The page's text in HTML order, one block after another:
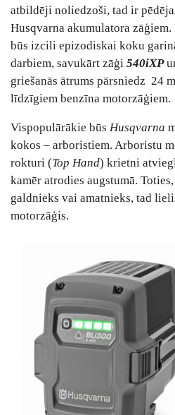
atbildēji noliedzoši, tad ir
Husqvarna akumulatora zāģiem.
būs izcili epizodiskai koku
darbiem, savukārt zāģi 540iXP
griešanās ātrums pārsniedz 24
līdzīgiem benzīna motorzāģiem.
Vispopulārākie būs Husqvarna
kokos – arboristiem. Arboristu
rokturi (Top Hand) krietni
kamēr atrodies augstumā.
galdnieks vai amatnieks, tad
motorzāģis.